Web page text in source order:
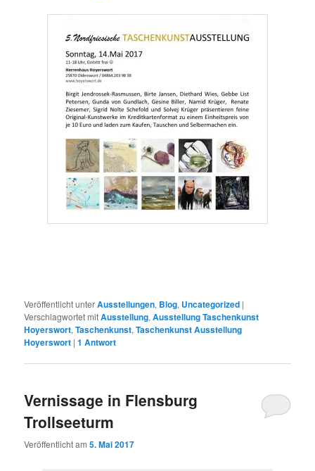
Veröffentlicht unterAusstellungen, Blog, Uncategorized |
Verschlagwortet mitAusstellung,Ausstellung Taschenkunst
Hoyerswort,Taschenkunst,Taschenkunst Ausstellung
Hoyerswort |1 Antwort
Vernissage in Flensburg
Trollseeturm
Veröffentlicht am5. Mai 2017